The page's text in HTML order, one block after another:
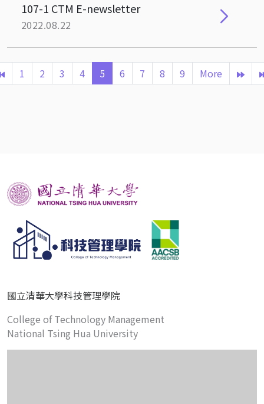
107-1 CTM E-newsletter
2022.08.22
1 2 3 4 5 6 7 8 9 More
國立清華大學科技管理學院
College of Technology Management
National Tsing Hua University